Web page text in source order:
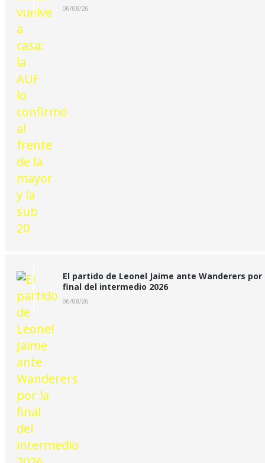
06/08/26
El partido de Leonel Jaime ante Wanderers por
final del intermedio 2026
06/08/26